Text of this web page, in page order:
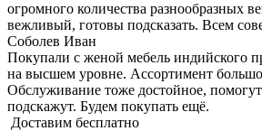
огромного количества разнообразных
вежливый, готовы подсказать. Всем
Соболев Иван
Покупали с женой мебель индийского
на высшем уровне. Ассортимент
Обслуживание тоже достойное,
подскажут. Будем покупать ещё.
Доставим бесплатно